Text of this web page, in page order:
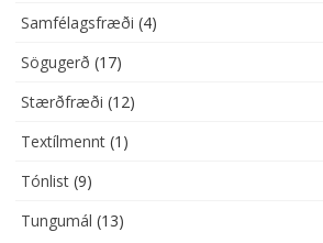
Samfélagsfræði (4)
Sögugerð (17)
Stærðfræði (12)
Textílmennt (1)
Tónlist (9)
Tungumál (13)